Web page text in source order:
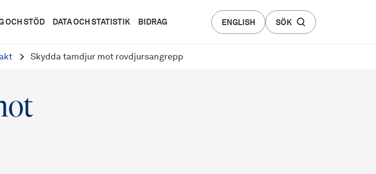
OCH STÖD DATA OCH STATISTIK BIDRAG ENGLISH SÖK
Skydda tamdjur mot rovdjursangrepp